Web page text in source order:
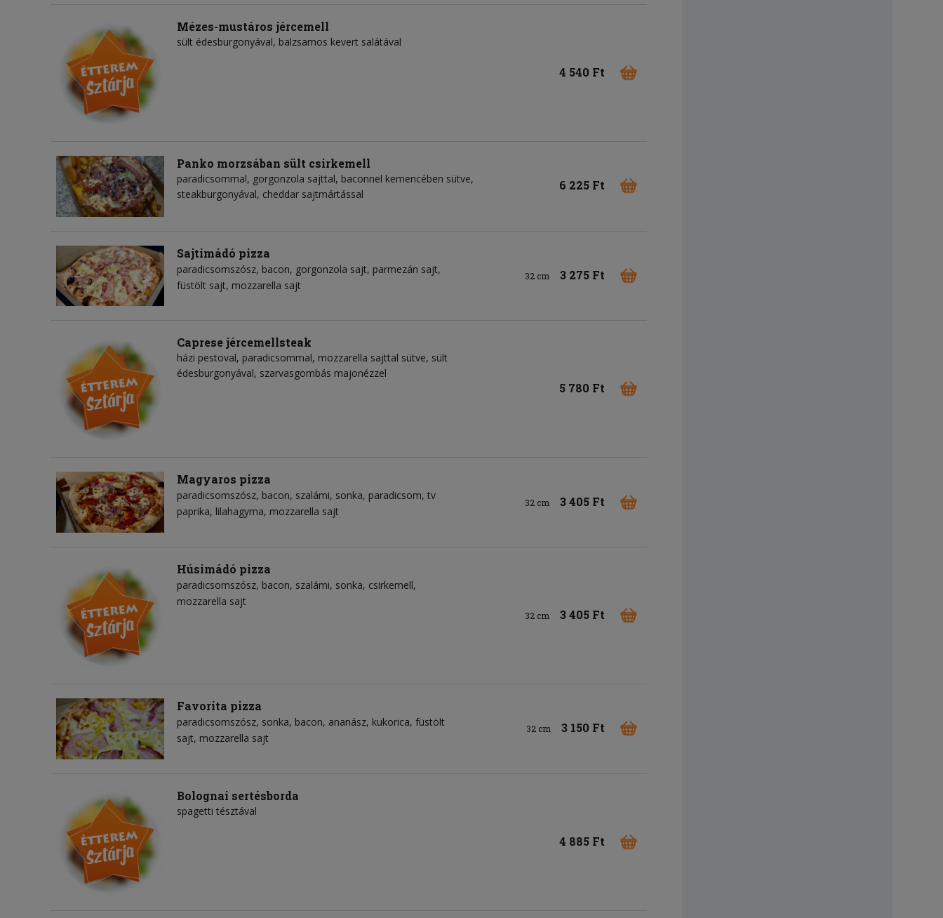
Mézes-mustáros jércemell
sült édesburgonyával, balzsamos kevert salátával
4 540 Ft
Panko morzsában sült csirkemell
paradicsommal, gorgonzola sajttal, baconnel kemencében sütve,
steakburgonyával, cheddar sajtmártással
6 225 Ft
Sajtimádó pizza
paradicsomszósz bacon gorgonzola sajt parmezán sajt
füstölt sajt mozzarella sajt
32 cm 3 275 Ft
Caprese jércemellsteak
házi pestoval, paradicsommal, mozzarella sajttal sütve, sült
édesburgonyával, szarvasgombás majonézzel
5 780 Ft
Magyaros pizza
paradicsomszósz bacon szalámi sonka paradicsom tv
paprika lilahagyma mozzarella sajt
32 cm 3 405 Ft
Húsimádó pizza
paradicsomszósz bacon szalámi sonka csirkemell
mozzarella sajt
32 cm 3 405 Ft
Favorita pizza
paradicsomszósz sonka bacon ananász kukorica füstölt
sajt mozzarella sajt
32 cm 3 150 Ft
Bolognai sertésborda
spagetti tésztával
4 885 Ft